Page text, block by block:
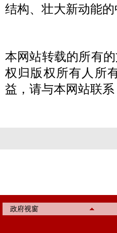
结构、壮大新动能的
本网站转载的所有
权归版权所有人所
益，请与本网站联
政府视窗